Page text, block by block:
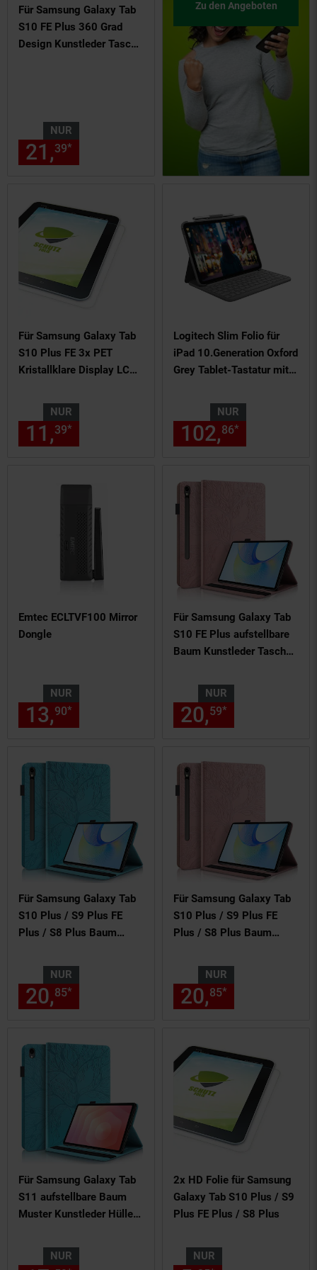
Für Samsung Galaxy Tab
S10 FE Plus 360 Grad
Design Kunstleder Tasche
NUR
21,39* € Sternchen
Zu den Angeboten
Für Samsung Galaxy Tab
S10 Plus FE 3x PET
Kristallklare Display LCD
NUR
11,39* € Sternchen
Logitech Slim Folio für
iPad 10.Generation Oxford
Grey Tablet-Tastatur mit
NUR
102,86*
Emtec ECLTVF100 Mirror
Dongle
NUR
13,90* € Sternchen
Für Samsung Galaxy Tab
S10 FE Plus aufstellbare
Baum Kunstleder Tasche
NUR
20,59*
Für Samsung Galaxy Tab
S10 Plus / S9 Plus FE
Plus / S8 Plus Baum
NUR
20,85* € Sternchen
Für Samsung Galaxy Tab
S10 Plus / S9 Plus FE
Plus / S8 Plus Baum
NUR
20,85*
Für Samsung Galaxy Tab
S11 aufstellbare Baum
Muster Kunstleder Hülle
NUR
2x HD Folie für Samsung
Galaxy Tab S10 Plus / S9
Plus FE Plus / S8 Plus
NUR